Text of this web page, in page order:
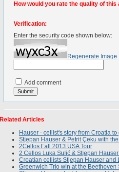
How would you rate the quality of this
Verification:
Enter the security code shown below:
Regenerate Image
Add comment
Related Articles
Hauser - cellist's story from Croatia
Stjepan Hauser & Petrit Çeku with
2Cellos Fall 2013 USA Tour
2 Cellos Luka Sulić & Stjepan
Croatian cellists Stjepan Hauser and
Greenwich Trio win at the